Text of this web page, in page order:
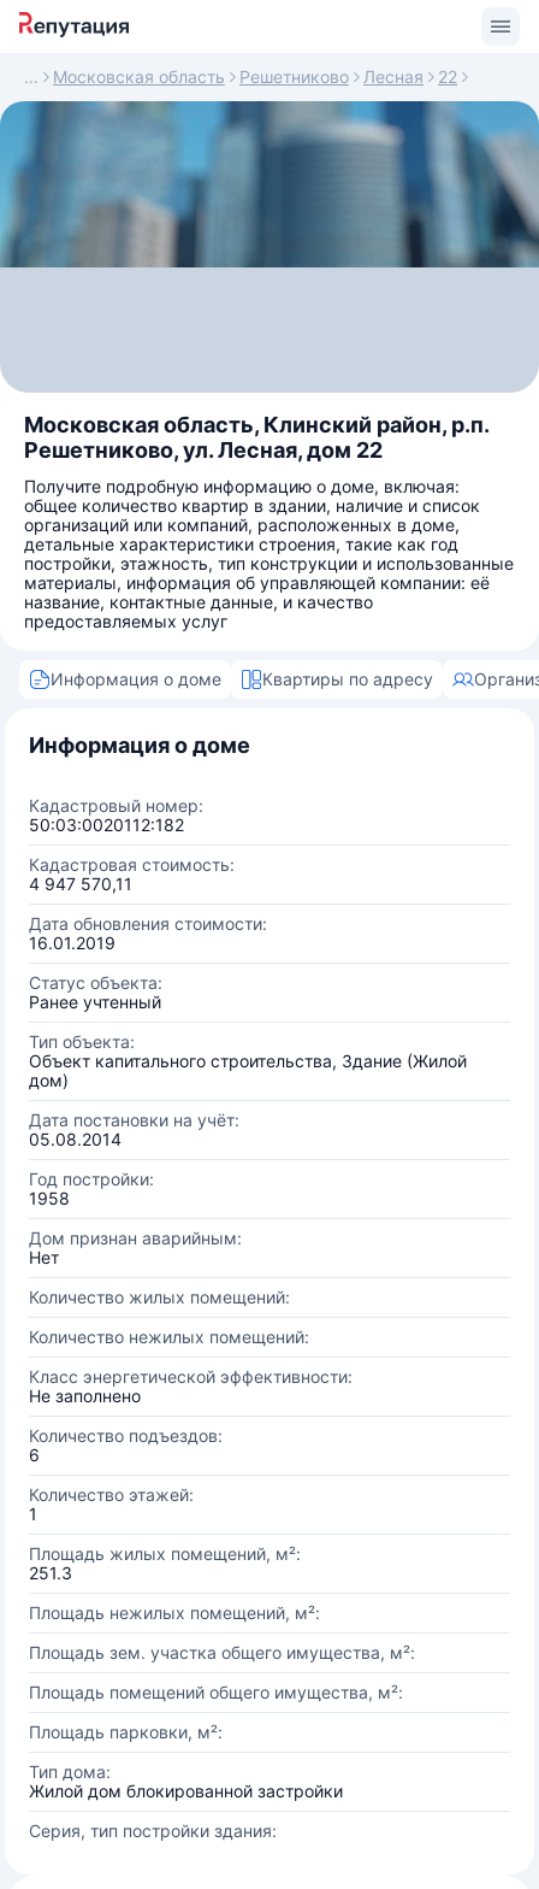
Московская область Решетниково Лесная 22
Московская область, Клинский район, р.п.
Решетниково, ул. Лесная, дом 22
Получите подробную информацию о доме, включая:
общее количество квартир в здании, наличие и список
организаций или компаний, расположенных в доме,
детальные характеристики строения, такие как год
постройки, этажность, тип конструкции и использованные
материалы, информация об управляющей компании: её
название, контактные данные, и качество
предоставляемых услуг
Информация о доме Квартиры по адресу
Информация о доме
Кадастровый номер:
50:03:0020112:182
Кадастровая стоимость:
4 947 570,11
Дата обновления стоимости:
16.01.2019
Статус объекта:
Ранее учтенный
Тип объекта:
Объект капитального строительства, Здание (Жилой
дом)
Дата постановки на учёт:
05.08.2014
Год постройки:
1958
Дом признан аварийным:
Нет
Количество жилых помещений:
Количество нежилых помещений:
Класс энергетической эффективности:
Не заполнено
Количество подъездов:
6
Количество этажей:
1
Площадь жилых помещений, м²:
251.3
Площадь нежилых помещений, м²:
Площадь зем. участка общего имущества, м²:
Площадь помещений общего имущества, м²:
Площадь парковки, м²:
Тип дома:
Жилой дом блокированной застройки
Серия, тип постройки здания: